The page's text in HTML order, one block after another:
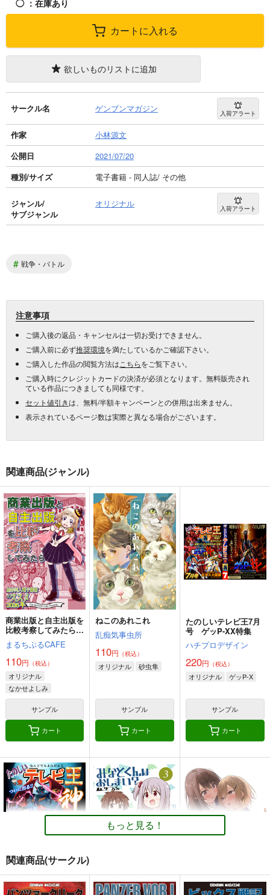
◯ ：在庫あり
カートに入れる
欲しいものリストに追加
サークル名 ゲンブンマガジン 入荷アラート
作家
小林源文
公開日
2021/07/20
種別/サイズ
電子書籍 - 同人誌/ その他
ジャンル/
サブジャンル
オリジナル 入荷アラート
# 戦争・バトル
注意事項
ご購入後の返品・キャンセルは一切お受けできません。
ご購入前に必ず推奨環境を満たしているかご確認下さい。
ご購入した作品の閲覧方法は こちらをご覧下さい。
ご購入時にクレジットカードの決済が必須となります。無料販売され
ている作品につきましても同様です。
セット値引きは、無料/半額キャンペーンとの併用は出来ません。
表示されているページ数は実際と異なる場合がございます。
関連商品(ジャンル)
商業出版と自主出版を
比較考察してみたら
創作同人電子書籍のス
スメ2026年
まるちぷるCAFE
110円 （税込）
オリジナル
なかせよしみ
頼子さん
きんどるちゃん
サンプル
カート
ねこのあれこれ
乱痴気事虫所
110円 （税込）
オリジナル 砂虫隼
サンプル
カート
たのしいテレビ王7月
号 ゲッP-XX特集
ハチプロデザイン
220円 （税込）
オリジナル ゲッP-X
サンプル
カート
たのしいテレビ王6月
みなとくんはおしま
サークル「ユーリカ」
もっと見る！
関連商品(サークル)